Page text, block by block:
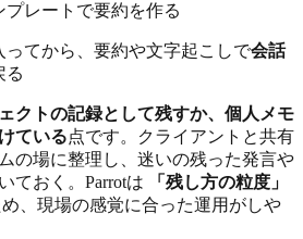
レートで要約を作る
ってから、要約や文字起こしで会話
る
クトの記録として残すか、個人メモ
ている点です。クライアントと共有
の場に整理し、迷いの残った発言や
ておく。Parrotは
「残し方の粒度」
め、現場の感覚に合った運用がしや